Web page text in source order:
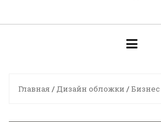
Главная /Дизайн обложки /Бизнес